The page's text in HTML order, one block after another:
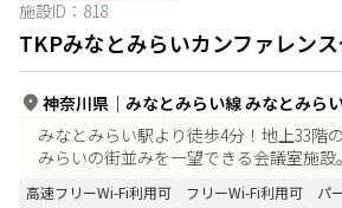
施設ID： 818
TKPみなとみらいカンファレン
神奈川県 ｜ みなとみらい線 みなとみら
みなとみらい駅より徒歩4分！地上33階
みらいの街並みを一望できる会議室施設。
高速フリーWi-Fi利用可 フリーWi-Fi利用可
パ